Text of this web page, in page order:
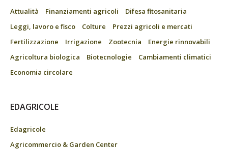
Attualità Finanziamenti agricoli
Difesa fitosanitaria
Leggi, lavoro e fisco
Colture
Prezzi agricoli e mercati
Fertilizzazione
Irrigazione Zootecnia
Energie rinnovabili
Agricoltura biologica
Biotecnologie
Cambiamenti climatici
Economia circolare
EDAGRICOLE
Edagricole
Agricommercio & Garden Center